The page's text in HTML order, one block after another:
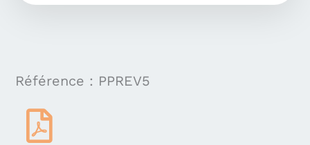
Référence : PPREV5